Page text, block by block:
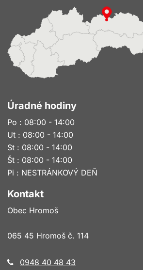
Úradné hodiny
Po : 08:00 - 14:00
Ut : 08:00 - 14:00
St : 08:00 - 14:00
Št : 08:00 - 14:00
Pi : NESTRÁNKOVÝ DEŇ
Kontakt
Obec Hromoš
065 45 Hromoš č. 114
0948 40 48 43